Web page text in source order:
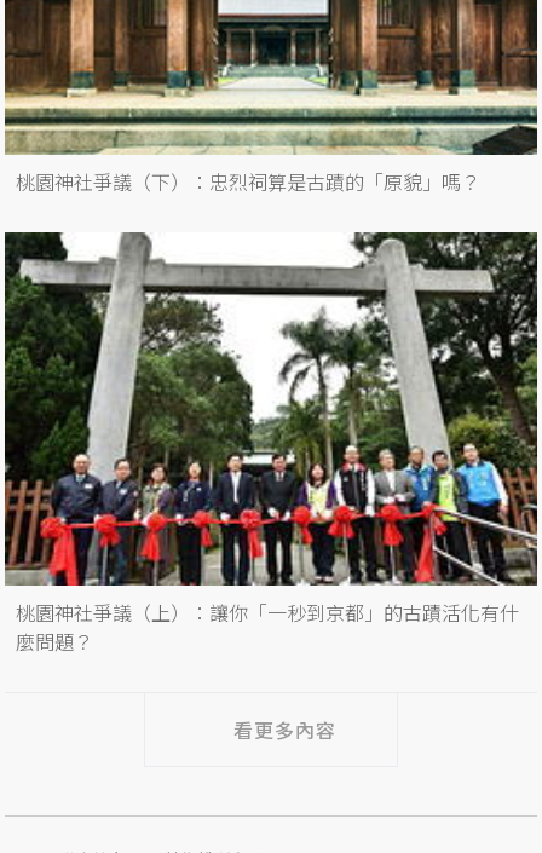
桃園神社爭議（下）：忠烈祠算是古蹟的「原貌」嗎？
桃園神社爭議（上）：讓你「一秒到京都」的古蹟活化有什
麼問題？
看更多內容